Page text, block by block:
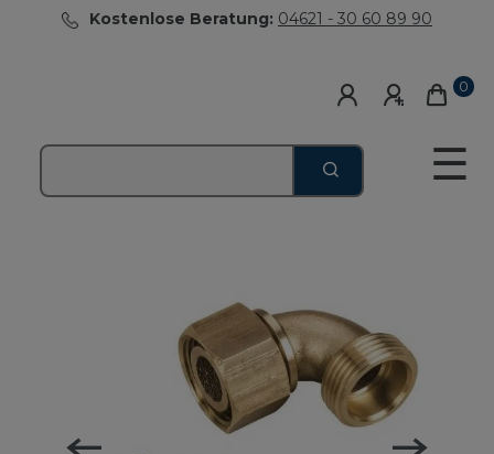
Kostenlose Beratung: 04621 - 30 60 89 90
0
☰